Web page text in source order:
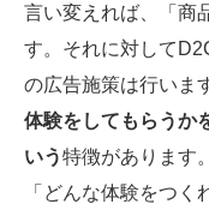
言い変えれば、「商
す。それに対して
の広告施策は行いま
体験をしてもらうか
いう特徴があります
「どんな体験をつ